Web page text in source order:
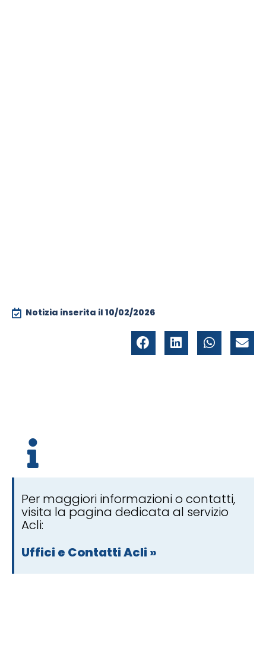
Notizia inserita il 10/02/2026
Per maggiori informazioni o contatti,
visita la pagina dedicata al servizio
Acli:
Uffici e Contatti Acli »